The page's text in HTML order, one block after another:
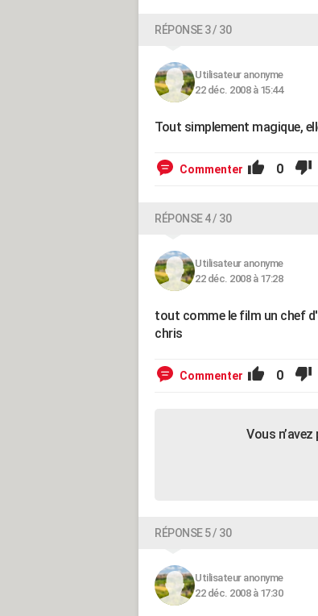
RÉPONSE 3 / 30
Utilisateur anonyme
22 déc. 2008 à 15:44
Tout simplement magique,
Commenter 0
RÉPONSE 4 / 30
Utilisateur anonyme
22 déc. 2008 à 17:28
tout comme le film un chef
chris
Commenter 0
Vous
RÉPONSE 5 / 30
Utilisateur anonyme
22 déc. 2008 à 17:30